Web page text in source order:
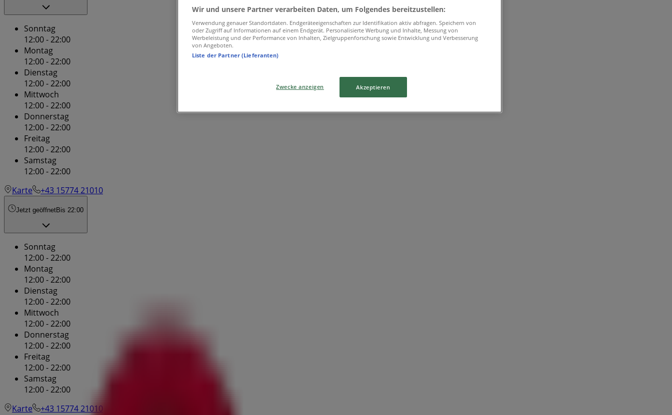
Sonntag
12:00 - 22:00
Montag
12:00 - 22:00
Dienstag
12:00 - 22:00
Mittwoch
12:00 - 22:00
Donnerstag
12:00 - 22:00
Freitag
12:00 - 22:00
Samstag
12:00 - 22:00
Karte
+43 15774 21010
Jetzt geöffnetBis 22:00
Sonntag
12:00 - 22:00
Montag
12:00 - 22:00
Dienstag
12:00 - 22:00
Mittwoch
12:00 - 22:00
Donnerstag
12:00 - 22:00
Freitag
12:00 - 22:00
Samstag
12:00 - 22:00
Karte
+43 15774 21010
Wir und unsere Partner verarbeiten Daten, um Folgendes bereitzustellen:
Verwendung genauer Standortdaten. Endgeräteeigenschaften zur Identifikation aktiv abfragen. Speichern von
oder Zugriff auf Informationen auf einem Endgerät. Personalisierte Werbung und Inhalte, Messung von
Werbeleistung und der Performance von Inhalten, Zielgruppenforschung sowie Entwicklung und Verbesserung
von Angeboten.
Liste der Partner (Lieferanten)
Zwecke anzeigen Akzeptieren